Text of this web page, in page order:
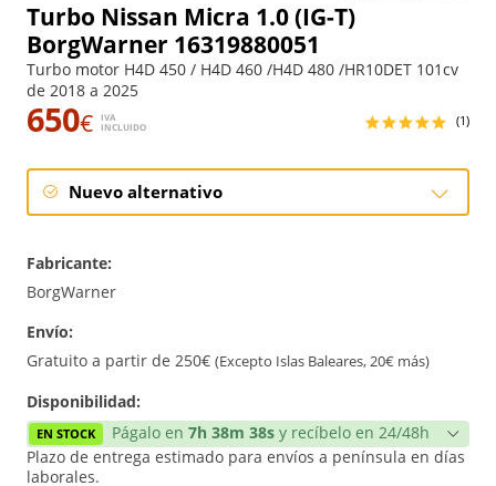
Turbo Nissan Micra 1.0 (IG-T)
BorgWarner 16319880051
Turbo motor H4D 450 / H4D 460 /H4D 480 /HR10DET 101cv
de 2018 a 2025
650€
IVA
INCLUIDO
(1)
Nuevo alternativo
Fabricante:
BorgWarner
Envío:
Gratuito a partir de 250€ (Excepto Islas Baleares, 20€ más)
Disponibilidad:
EN STOCK Págalo en 7h 38m 38s y recíbelo en 24/48h
Plazo de entrega estimado para envíos a península en días
laborales.